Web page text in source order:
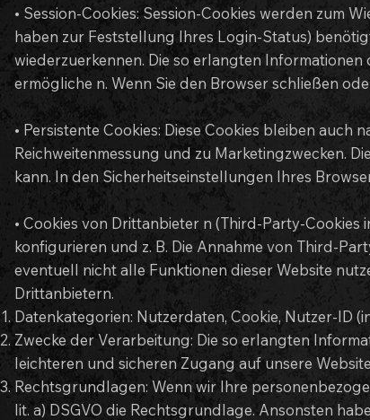
• Session-Cookies: Session-Cookies werden zum
haben zur Feststellung Ihres Login-Status)
wiederzuerkennen. Die so erlangten
ermögliche n. Wenn Sie den Browser schließen
• Persistente Cookies: Diese Cookies bleiben
Reichweitenmessung und zu Marketingzwecken.
kann. In den Sicherheitseinstellungen Ihres
• Cookies von Drittanbieter n (Third-Party-
konfigurieren und z. B. Die Annahme von Third-
eventuell nicht alle Funktionen dieser Website
Drittanbietern.
Datenkategorien: Nutzerdaten, Cookie, Nutzer-ID
Zwecke der Verarbeitung: Die so erlangten
leichteren und sicheren Zugang auf unsere
Rechtsgrundlagen: Wenn wir Ihre
lit. a) DSGVO die Rechtsgrundlage. Ansonsten